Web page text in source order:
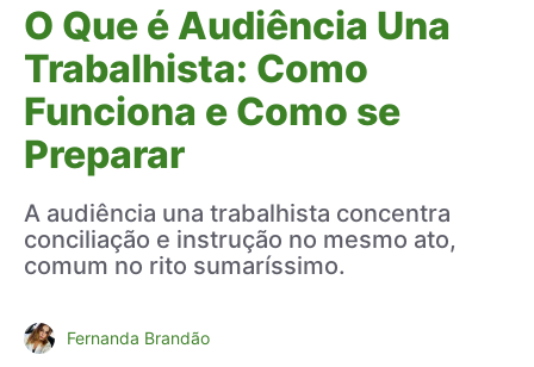
O Que é Audiência Una
Trabalhista: Como
Funciona e Como se
Preparar
A audiência una trabalhista concentra
conciliação e instrução no mesmo ato,
comum no rito sumaríssimo.
Fernanda Brandão